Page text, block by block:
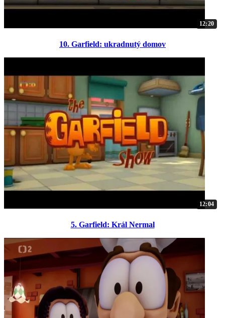
12:20
10. Garfield: ukradnutý domov
12:04
5. Garfield: Král Nermal